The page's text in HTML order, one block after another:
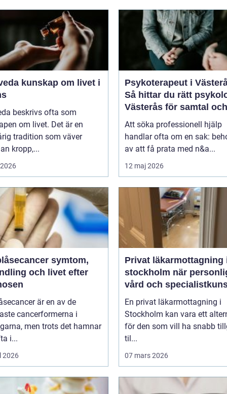
om livet i
beskrivs ofta som
om livet. Det är en
tradition som väver
kropp,...
Psykoterapeut i
Så hittar du rätt
Västerås för samtal och
terapi
Att söka professionell hjälp
handlar ofta om en sak:
av att få prata med n&a...
12 maj 2026
symtom,
och livet efter
är en av de
cancerformerna i
men trots det hamnar
i...
2026
Privat läkarmottagning
stockholm när personlig
vård och
är viktig
En privat läkarmottagning i
Stockholm kan vara ett
för den som vill ha snabb
til...
07 mars 2026